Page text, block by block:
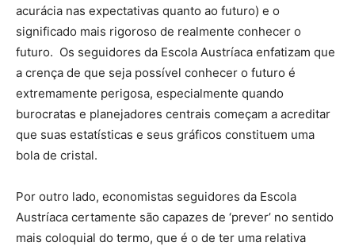
acurácia nas expectativas quanto ao futuro) e o
significado mais rigoroso de realmente conhecer o
futuro. Os seguidores da Escola Austríaca enfatizam que
a crença de que seja possível conhecer o futuro é
extremamente perigosa, especialmente quando
burocratas e planejadores centrais começam a acreditar
que suas estatísticas e seus gráficos constituem uma
bola de cristal.
Por outro lado, economistas seguidores da Escola
Austríaca certamente são capazes de ‘prever’ no sentido
mais coloquial do termo, que é o de ter uma relativa